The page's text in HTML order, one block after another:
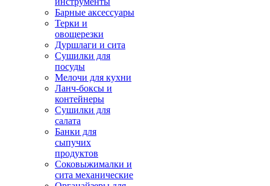
Барные аксессуары
Терки и
овощерезки
Дуршлаги и сита
Сушилки для
посуды
Мелочи для кухни
Ланч-боксы и
контейнеры
Сушилки для
салата
Банки для
сыпучих
продуктов
Соковыжималки и
сита механические